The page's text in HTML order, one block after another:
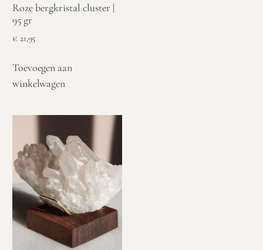
Roze bergkristal cluster |
95 gr
€21,95
Toevoegen aan
winkelwagen